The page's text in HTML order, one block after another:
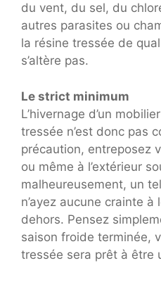
du vent, du sel, du
autres parasites ou
la résine tressée de
s’altère pas.
Le strict minimum
L’hivernage d’un
tressée n’est donc pas
précaution, entreposez
ou même à l’extérieur
malheureusement, un
n’ayez aucune crainte à
dehors. Pensez
saison froide terminée,
tressée sera prêt à être